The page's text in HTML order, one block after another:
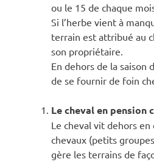
ou le 15 de chaque
Si l’herbe vient à
terrain est attribué au
son propriétaire.
En dehors de la saison
de se fournir de foin
Le cheval en pension
Le cheval vit dehors
chevaux (petits
gère les terrains de